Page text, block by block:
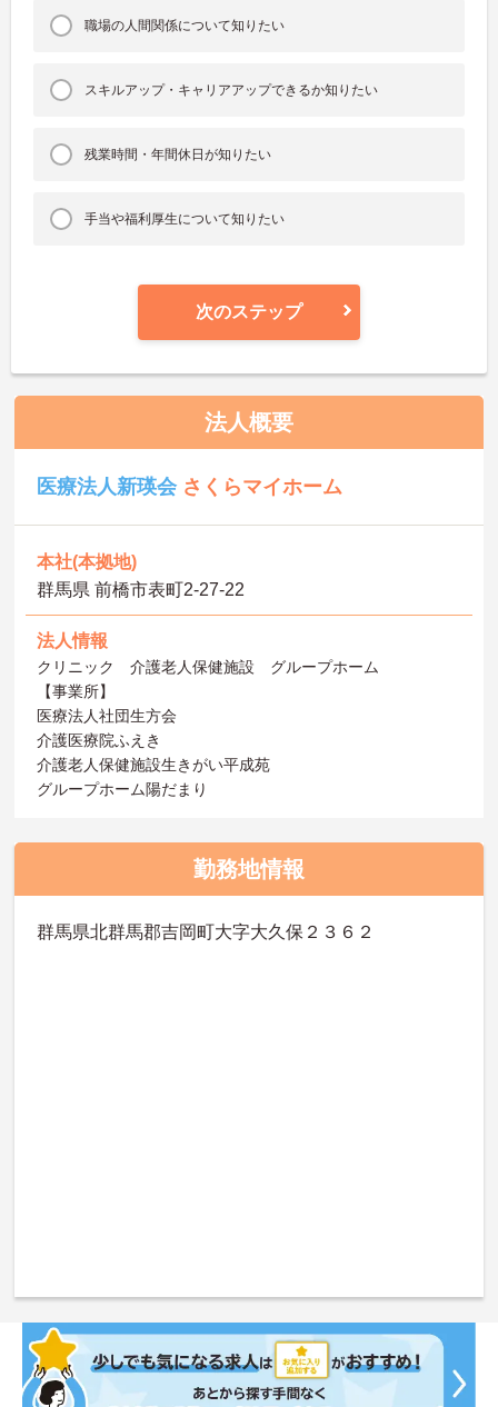
職場の人間関係について知りたい
スキルアップ・キャリアアップできるか知りたい
残業時間・年間休日が知りたい
手当や福利厚生について知りたい
次のステップ
法人概要
医療法人新瑛会 さくらマイホーム
本社(本拠地)
群馬県 前橋市表町2-27-22
法人情報
クリニック 介護老人保健施設 グループホーム
【事業所】
医療法人社団生方会
介護医療院ふえき
介護老人保健施設生きがい平成苑
グループホーム陽だまり
勤務地情報
群馬県北群馬郡吉岡町大字大久保２３６２